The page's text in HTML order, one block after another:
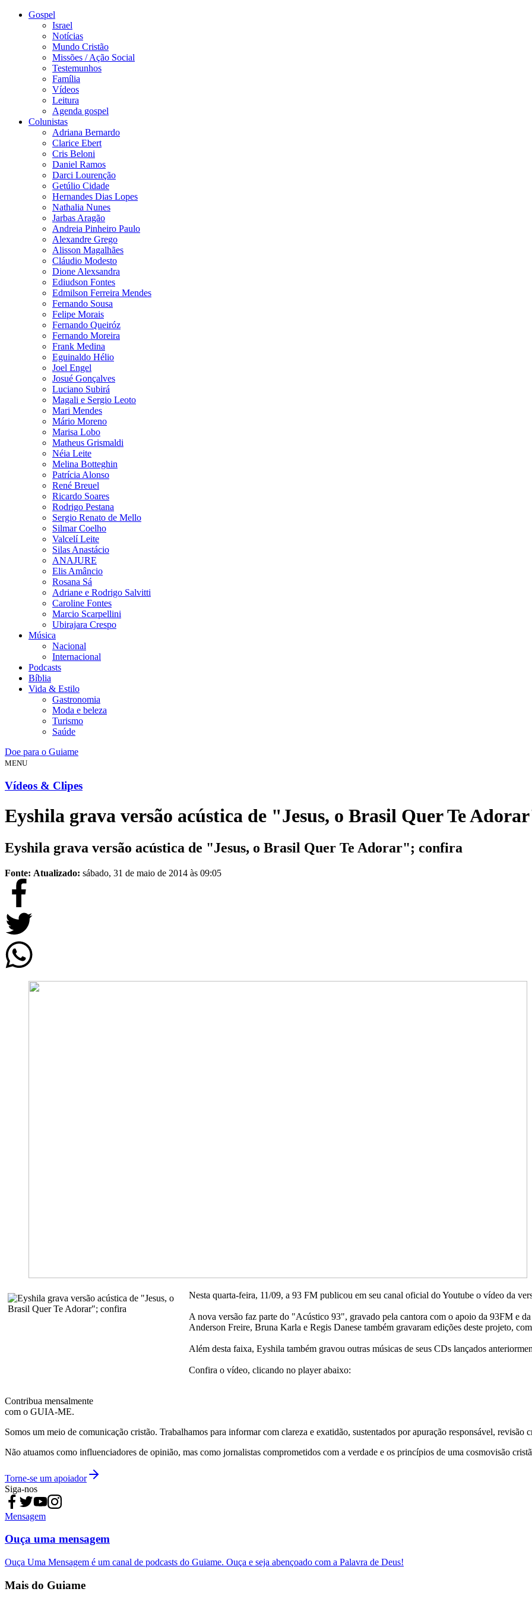
Gospel
Israel
Notícias
Mundo Cristão
Missões / Ação Social
Testemunhos
Família
Vídeos
Leitura
Agenda gospel
Colunistas
Adriana Bernardo
Clarice Ebert
Cris Beloni
Daniel Ramos
Darci Lourenção
Getúlio Cidade
Hernandes Dias Lopes
Nathalia Nunes
Jarbas Aragão
Andreia Pinheiro Paulo
Alexandre Grego
Alisson Magalhães
Cláudio Modesto
Dione Alexsandra
Ediudson Fontes
Edmilson Ferreira Mendes
Fernando Sousa
Felipe Morais
Fernando Queiróz
Fernando Moreira
Frank Medina
Eguinaldo Hélio
Joel Engel
Josué Gonçalves
Luciano Subirá
Magali e Sergio Leoto
Mari Mendes
Mário Moreno
Marisa Lobo
Matheus Grismaldi
Néia Leite
Melina Botteghin
Patrícia Alonso
René Breuel
Ricardo Soares
Rodrigo Pestana
Sergio Renato de Mello
Silmar Coelho
Valcelí Leite
Silas Anastácio
ANAJURE
Elis Amâncio
Rosana Sá
Adriane e Rodrigo Salvitti
Caroline Fontes
Marcio Scarpellini
Ubirajara Crespo
Música
Nacional
Internacional
Podcasts
Bíblia
Vida & Estilo
Gastronomia
Moda e beleza
Turismo
Saúde
Doe para o Guiame
MENU
Vídeos & Clipes
Eyshila grava versão acústica de "Jesus, o Brasil Quer Te
Eyshila grava versão acústica de "Jesus, o Brasil Quer Te Adorar"; confira
Fonte: Atualizado: sábado, 31 de maio de 2014 às 09:05
Nesta quarta-feira, 11/09, a 93 FM publicou em seu canal oficial do Youtube o vídeo da
A nova versão faz parte do "Acústico 93", gravado pela cantora com o apoio da 93FM e
Anderson Freire, Bruna Karla e Regis Danese também gravaram edições deste projeto,
Além desta faixa, Eyshila também gravou outras músicas de seus CDs lançados
Confira o vídeo, clicando no player abaixo:
Contribua mensalmente
com o GUIA-ME.
Somos um meio de comunicação cristão. Trabalhamos para informar com clareza e exatidão, sustentados por apuração responsável, revisão
Não atuamos como influenciadores de opinião, mas como jornalistas comprometidos com a verdade e os princípios de uma cosmovisão
Torne-se um apoiador
Siga-nos
Mensagem
Ouça uma mensagem
Ouça Uma Mensagem é um canal de podcasts do Guiame. Ouça e seja abençoado com a Palavra de Deus!
Mais do Guiame